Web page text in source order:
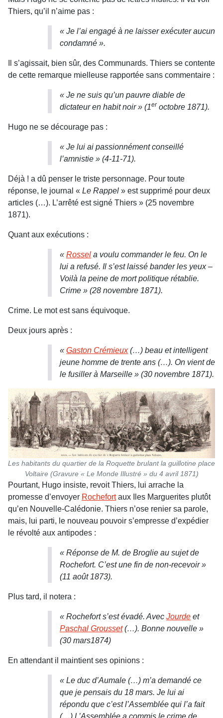
Thiers, qu’il n’aime pas :
« Je l’ai engagé à ne laisser exécuter aucun
condamné ».
Il s’agissait, bien sûr, des Communards. Thiers se contente
de cette remarque mielleuse rapportée sans commentaire :
« Je ne suis qu’un pauvre diable de
dictateur en habit noir » (1er octobre 1871).
Hugo ne se décourage pas :
« Je lui ai passionnément conseillé
l’amnistie » (4-11-71).
Déjà ! a dû penser le triste personnage. Pour toute
réponse, le journal « Le Rappel » est supprimé pour deux
articles (…). L’arrêté est signé Thiers » (25 novembre
1871).
Quant aux exécutions :
« Rossel a voulu commander le feu. On le
lui a refusé. Il s’est laissé bander les yeux –
Voilà la peine de mort politique rétablie.
Crime » (28 novembre 1871).
Crime. Le mot est sans équivoque.
Deux jours après :
« Gaston Crémieux(…) beau et intelligent
jeune homme de trente ans (…). On vient de
le fusiller à Marseille » (30 novembre 1871).
Les habitants du quartier de la Roquette brulant la guillotine place
Voltaire (Gravure « Le Monde Illustré » du 4 avril 1871)
Pourtant, Hugo insiste, revoit Thiers, lui arrache la
promesse d’envoyer Rochefortaux Iles Marguerites plutôt
qu’en Nouvelle-Calédonie. Thiers n’ose renier sa parole,
mais, lui parti, le nouveau pouvoir s’empresse d’expédier
le révolté aux antipodes :
« Réponse de M. de Broglie au sujet de
Rochefort. C’est une fin de non-recevoir »
(11 août 1873).
Plus tard, il notera :
« Rochefort s’est évadé. Avec Jourde et
Paschal Grousset(…). Bonne nouvelle »
(30 mars1874)
En attendant il maintient ses opinions :
« Le duc d’Aumale (…) m’a demandé ce
que je pensais du 18 mars. Je lui ai
répondu que c’est l’Assemblée qui l’a fait
(…) L’Assemblée a commis le crime de